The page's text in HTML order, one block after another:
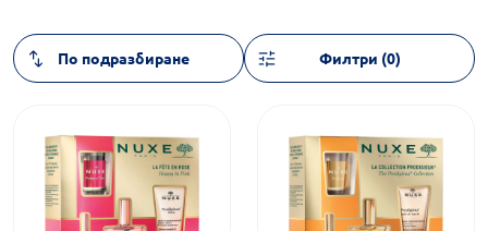
Филтри (0)